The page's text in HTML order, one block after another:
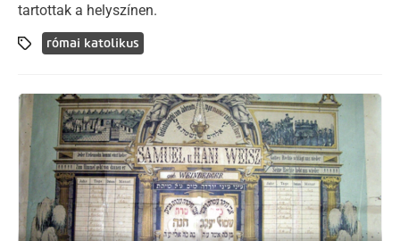
tartottak a helyszínen.
római katolikus